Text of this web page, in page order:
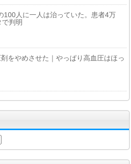
100人に一人は治っていた。患者4万
判明
をやめさせた｜やっぱり高血圧はほっ